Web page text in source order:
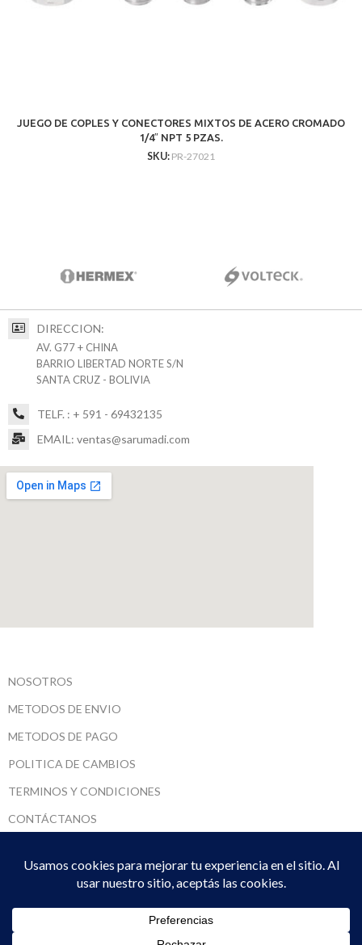
JUEGO DE COPLES Y CONECTORES MIXTOS DE ACERO CROMADO
1/4″ NPT 5 PZAS.
SKU: PR-27021
DIRECCION:
AV. G77 + CHINA
BARRIO LIBERTAD NORTE S/N
SANTA CRUZ - BOLIVIA
TELF. : + 591 - 69432135
EMAIL: ventas@sarumadi.com
NOSOTROS
METODOS DE ENVIO
METODOS DE PAGO
POLITICA DE CAMBIOS
TERMINOS Y CONDICIONES
CONTÁCTANOS
SARUMADI SRL 2022 CREADO PORDPTO. SISTEMAS . PREMIUM E-COMMERCE